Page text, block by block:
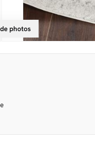
photos